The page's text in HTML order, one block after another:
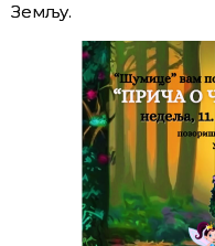
Земљу.